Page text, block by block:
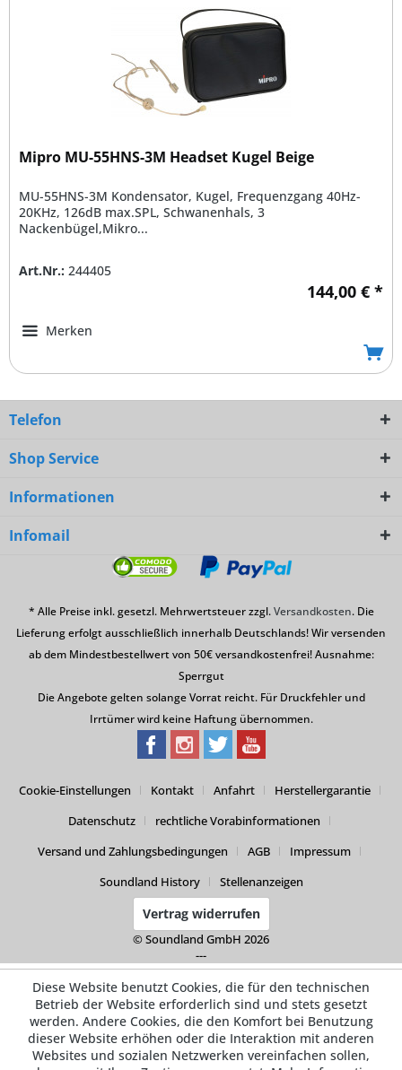
Mipro MU-55HNS-3M Headset Kugel Beige
MU-55HNS-3M Kondensator, Kugel, Frequenzgang 40Hz-
20KHz, 126dB max.SPL, Schwanenhals, 3
Nackenbügel,Mikro...
Art.Nr.: 244405
144,00 € *
Merken
Telefon
Shop Service
Informationen
Infomail
* Alle Preise inkl. gesetzl. Mehrwertsteuer zzgl.Versandkosten. Die
Lieferung erfolgt ausschließlich innerhalb Deutschlands! Wir versenden
ab dem Mindestbestellwert von 50€ versandkostenfrei! Ausnahme:
Sperrgut
Die Angebote gelten solange Vorrat reicht. Für Druckfehler und
Irrtümer wird keine Haftung übernommen.
Cookie-Einstellungen Kontakt Anfahrt
Herstellergarantie
Datenschutz
rechtliche Vorabinformationen
Versand und Zahlungsbedingungen
AGB
Impressum
Soundland History
Stellenanzeigen
Vertrag widerrufen
© Soundland GmbH 2026
---
Diese Website benutzt Cookies, die für den technischen
Betrieb der Website erforderlich sind und stets gesetzt
werden. Andere Cookies, die den Komfort bei Benutzung
dieser Website erhöhen oder die Interaktion mit anderen
Websites und sozialen Netzwerken vereinfachen sollen,